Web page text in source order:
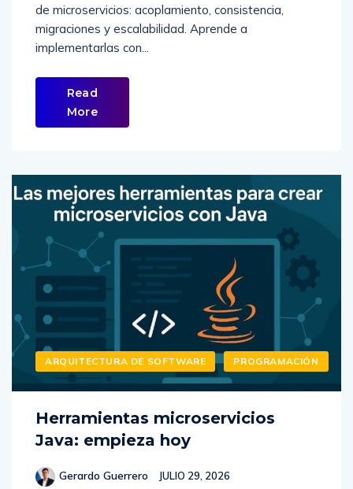
de microservicios: acoplamiento, consistencia,
migraciones y escalabilidad. Aprende a
implementarlas con...
Read
More
ARQUITECTURA DE SOFTWARE PROGRAMACIÓN
Herramientas microservicios
Java: empieza hoy
Gerardo Guerrero JULIO 29, 2026